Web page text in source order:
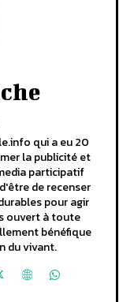
qui a eu 20
la publicité et
participatif
de recenser
pour agir
ouvert à toute
bénéfique
du vivant.